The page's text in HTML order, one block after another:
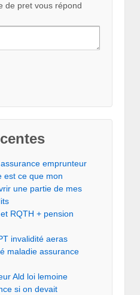
de pret vous répond
emprunteur
est ce que mon
une partie de mes
RQTH + pension
invalidité aeras
maladie assurance
Ald loi lemoine
si on devait